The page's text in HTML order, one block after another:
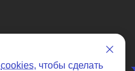
cookies, чтобы сделать